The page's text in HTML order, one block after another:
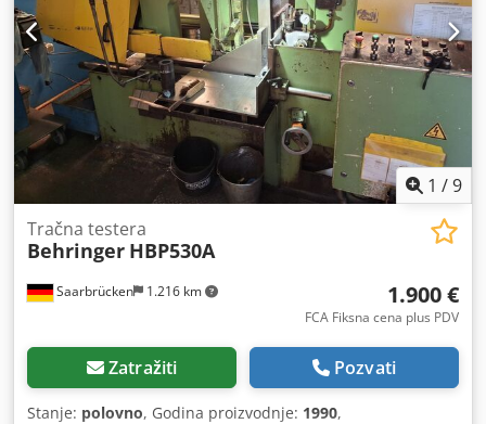
1 /9
Saarbrücken 1.216 km
Tračna testera
Behringer HBP530A
1.900 €
FCA Fiksna cena plus PDV
Zatražiti Pozvati
Stanje: polovno, Godina proizvodnje: 1990,